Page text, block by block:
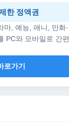
한 정액권
마, 예능, 애니, 만화·
PC와 모바일로 간편
로가기